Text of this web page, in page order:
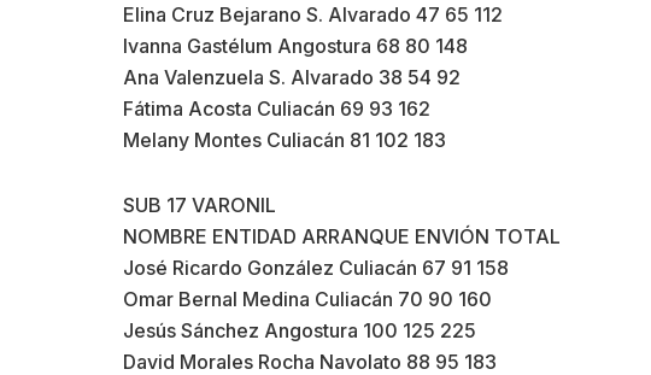
Elina Cruz Bejarano S. Alvarado 47 65 112
Ivanna Gastélum Angostura 68 80 148
Ana Valenzuela S. Alvarado 38 54 92
Fátima Acosta Culiacán 69 93 162
Melany Montes Culiacán 81 102 183
SUB 17 VARONIL
NOMBRE ENTIDAD ARRANQUE ENVIÓN TOTAL
José Ricardo González Culiacán 67 91 158
Omar Bernal Medina Culiacán 70 90 160
Jesús Sánchez Angostura 100 125 225
David Morales Rocha Navolato 88 95 183